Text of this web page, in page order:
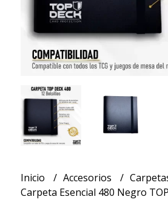
Inicio Accesorios
Carpeta Esencial 480 Negro